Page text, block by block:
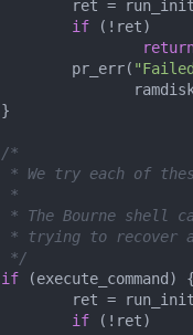
if (!ret)
		pr_err(
/*
	 */
if (execute_command) {
if (!ret)